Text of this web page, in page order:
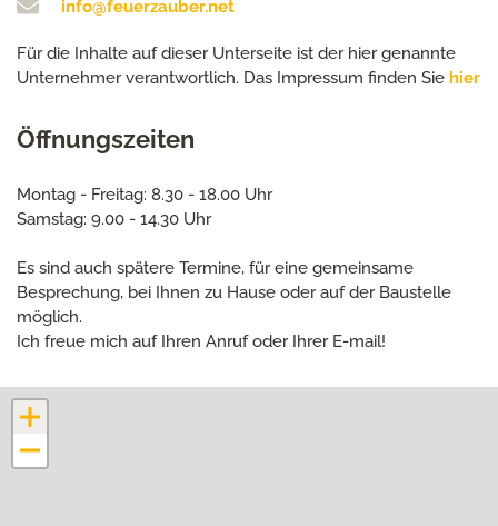
info@feuerzauber.net
Für die Inhalte auf dieser Unterseite ist der hier genannte
Unternehmer verantwortlich. Das Impressum finden Sie hier
Öffnungszeiten
Montag - Freitag: 8.30 - 18.00 Uhr
Samstag: 9.00 - 14.30 Uhr
Es sind auch spätere Termine, für eine gemeinsame
Besprechung, bei Ihnen zu Hause oder auf der Baustelle
möglich.
Ich freue mich auf Ihren Anruf oder Ihrer E-mail!
+
−